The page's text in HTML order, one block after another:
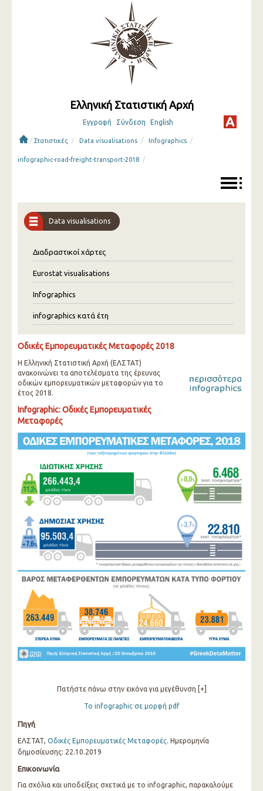
Ελληνική Στατιστική Αρχή
Εγγραφή Σύνδεση English
/ Στατιστικές / Data visualisations / Infographics /
infographic-road-freight-transport-2018 /
Data visualisations
Διαδραστικοί χάρτες
Eurostat visualisations
Infographics
infographics κατά έτη
Οδικές Εμπορευματικές Μεταφορές 2018
Η Ελληνική Στατιστική Αρχή (ΕΛΣΤΑΤ)
ανακοινώνει τα αποτελέσματα της έρευνας
οδικών εμπορευματικών μεταφορών για το
έτος 2018.
Infographic: Οδικές Εμπορευματικές
Μεταφορές
Πατήστε πάνω στην εικόνα για μεγέθυνση [+]
Το infographic σε μορφή pdf
Πηγή
ΕΛΣΤΑΤ, Οδικές Εμπορευματικές Μεταφορές. Ημερομηνία
δημοσίευσης: 22.10.2019
Επικοινωνία
Για σχόλια και υποδείξεις σχετικά με το infographic, παρακαλούμε